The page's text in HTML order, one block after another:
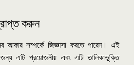
করুন
আকার সম্পর্কে জিজ্ঞাসা করতে পারেন। এই
এটি প্রয়োজনীয় এবং এটি তালিকাভুক্তি